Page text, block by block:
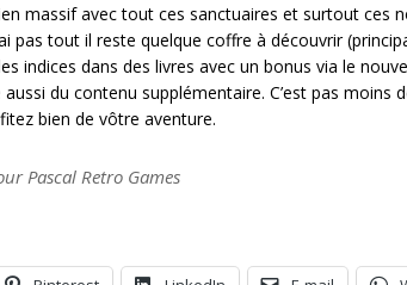
massif avec tout ces sanctuaires et surtout ces
pas tout il reste quelque coffre à découvrir
indices dans des livres avec un bonus via le
du contenu supplémentaire. C’est pas moins
bien de vôtre aventure.
Pascal Retro Games